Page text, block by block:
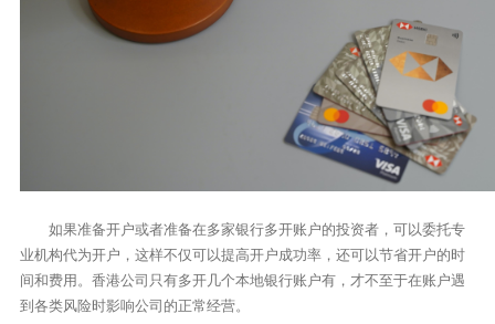
如果准备开户或者准备在多家银行多开账户的投资者，可以委托专
业机构代为开户，这样不仅可以提高开户成功率，还可以节省开户的时
间和费用。香港公司只有多开几个本地银行账户有，才不至于在账户遇
到各类风险时影响公司的正常经营。